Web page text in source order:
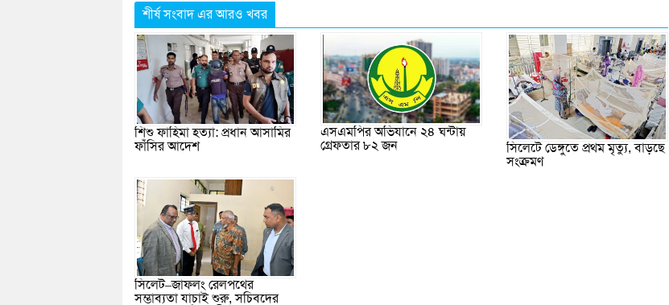
শীর্ষ সংবাদ এর আরও খবর
শিশু ফাহিমা হত্যা: প্রধান আসামির
ফাঁসির আদেশ
এসএমপির অভিযানে ২৪ ঘন্টায়
গ্রেফতার ৮২ জন
সিলেটে ডেঙ্গুতে প্রথম মৃত্যু, বাড়ছে
সংক্রমণ
সিলেট–জাফলং রেলপথের
সম্ভাব্যতা যাচাই শুরু, সচিবদের